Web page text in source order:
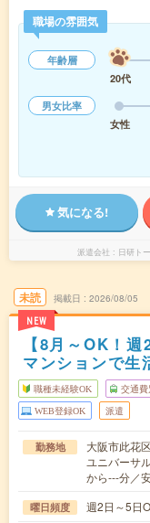
職場の雰囲気
年齢層
20代
男女比率
女性
気になる!
派遣会社 日研ト
未読
NEW
掲載日 2026/08/05
【8月～OK！
マンションで生
職種未経験OK 交通費
WEB登録OK 派遣
勤務地
大阪市此花
ユニバーサ
から---分／
曜日頻度 週2日～5日